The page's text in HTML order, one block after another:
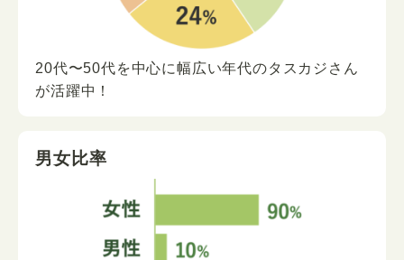
20代〜50代を中心に幅広い年代のタスカジさん
が活躍中！
男女比率